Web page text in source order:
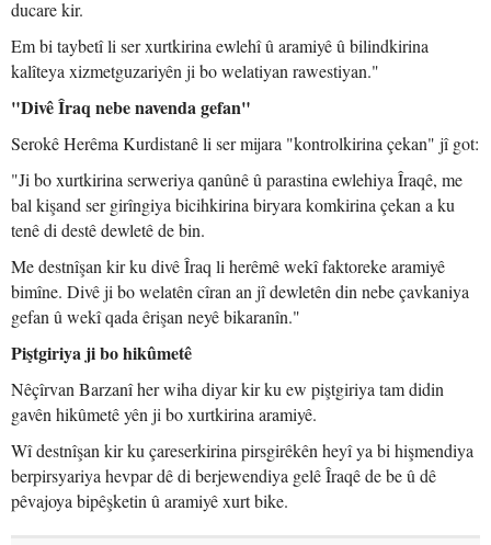
ducare kir.
Em bi taybetî li ser xurtkirina ewlehî û aramiyê û bilindkirina
kalîteya xizmetguzariyên ji bo welatiyan rawestiyan."
"Divê Îraq nebe navenda gefan"
Serokê Herêma Kurdistanê li ser mijara "kontrolkirina çekan" jî got:
"Ji bo xurtkirina serweriya qanûnê û parastina ewlehiya Îraqê, me
bal kişand ser girîngiya bicihkirina biryara komkirina çekan a ku
tenê di destê dewletê de bin.
Me destnîşan kir ku divê Îraq li herêmê wekî faktoreke aramiyê
bimîne. Divê ji bo welatên cîran an jî dewletên din nebe çavkaniya
gefan û wekî qada êrişan neyê bikaranîn."
Piştgiriya ji bo hikûmetê
Nêçîrvan Barzanî her wiha diyar kir ku ew piştgiriya tam didin
gavên hikûmetê yên ji bo xurtkirina aramiyê.
Wî destnîşan kir ku çareserkirina pirsgirêkên heyî ya bi hişmendiya
berpirsyariya hevpar dê di berjewendiya gelê Îraqê de be û dê
pêvajoya bipêşketin û aramiyê xurt bike.